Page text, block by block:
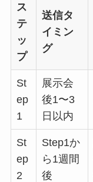
ス
テ
ッ
プ
送信タ
イミン
グ
St
ep
1
展示会
後1〜3
日以内
St
ep
2
Step1か
ら1週間
後